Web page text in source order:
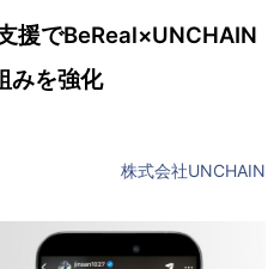
援でBeReal×UNCHAIN
みを強化
株式会社UNCHAIN